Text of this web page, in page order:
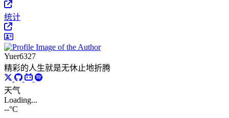
统计
Yuer6327
精彩的人生就是无休止地折腾
天气
Loading...
--°C